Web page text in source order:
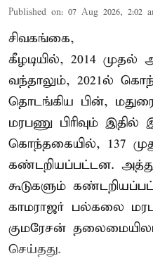
Published on: 07 Aug 2026, 2:02
சிவகங்கை,
கீழடியில், 2014 முதல்
வந்தாலும், 2021ல்
தொடங்கிய பின்,
மரபணு பிரிவும்
கொந்தகையில், 137
கண்டறியப்பட்டன.
கூடுகளும்
காமராஜர் பல்கலை
குமரேசன்
செய்தது.